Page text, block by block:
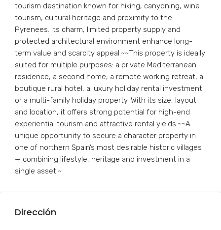
tourism destination known for hiking, canyoning, wine
tourism, cultural heritage and proximity to the
Pyrenees. Its charm, limited property supply and
protected architectural environment enhance long-
term value and scarcity appeal.~~This property is ideally
suited for multiple purposes: a private Mediterranean
residence, a second home, a remote working retreat, a
boutique rural hotel, a luxury holiday rental investment
or a multi-family holiday property. With its size, layout
and location, it offers strong potential for high-end
experiential tourism and attractive rental yields.~~A
unique opportunity to secure a character property in
one of northern Spain’s most desirable historic villages
— combining lifestyle, heritage and investment in a
single asset.~
Dirección